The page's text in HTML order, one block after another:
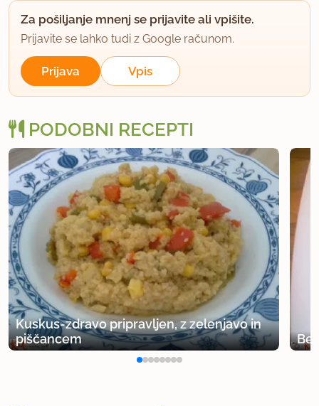
Za pošiljanje mnenj se prijavite ali vpišite.
Prijavite se lahko tudi z Google računom.
Prijava Vpis
PODOBNI RECEPTI
Kuskus-zdravo pripravljen, z zelenjavo in
piščancem